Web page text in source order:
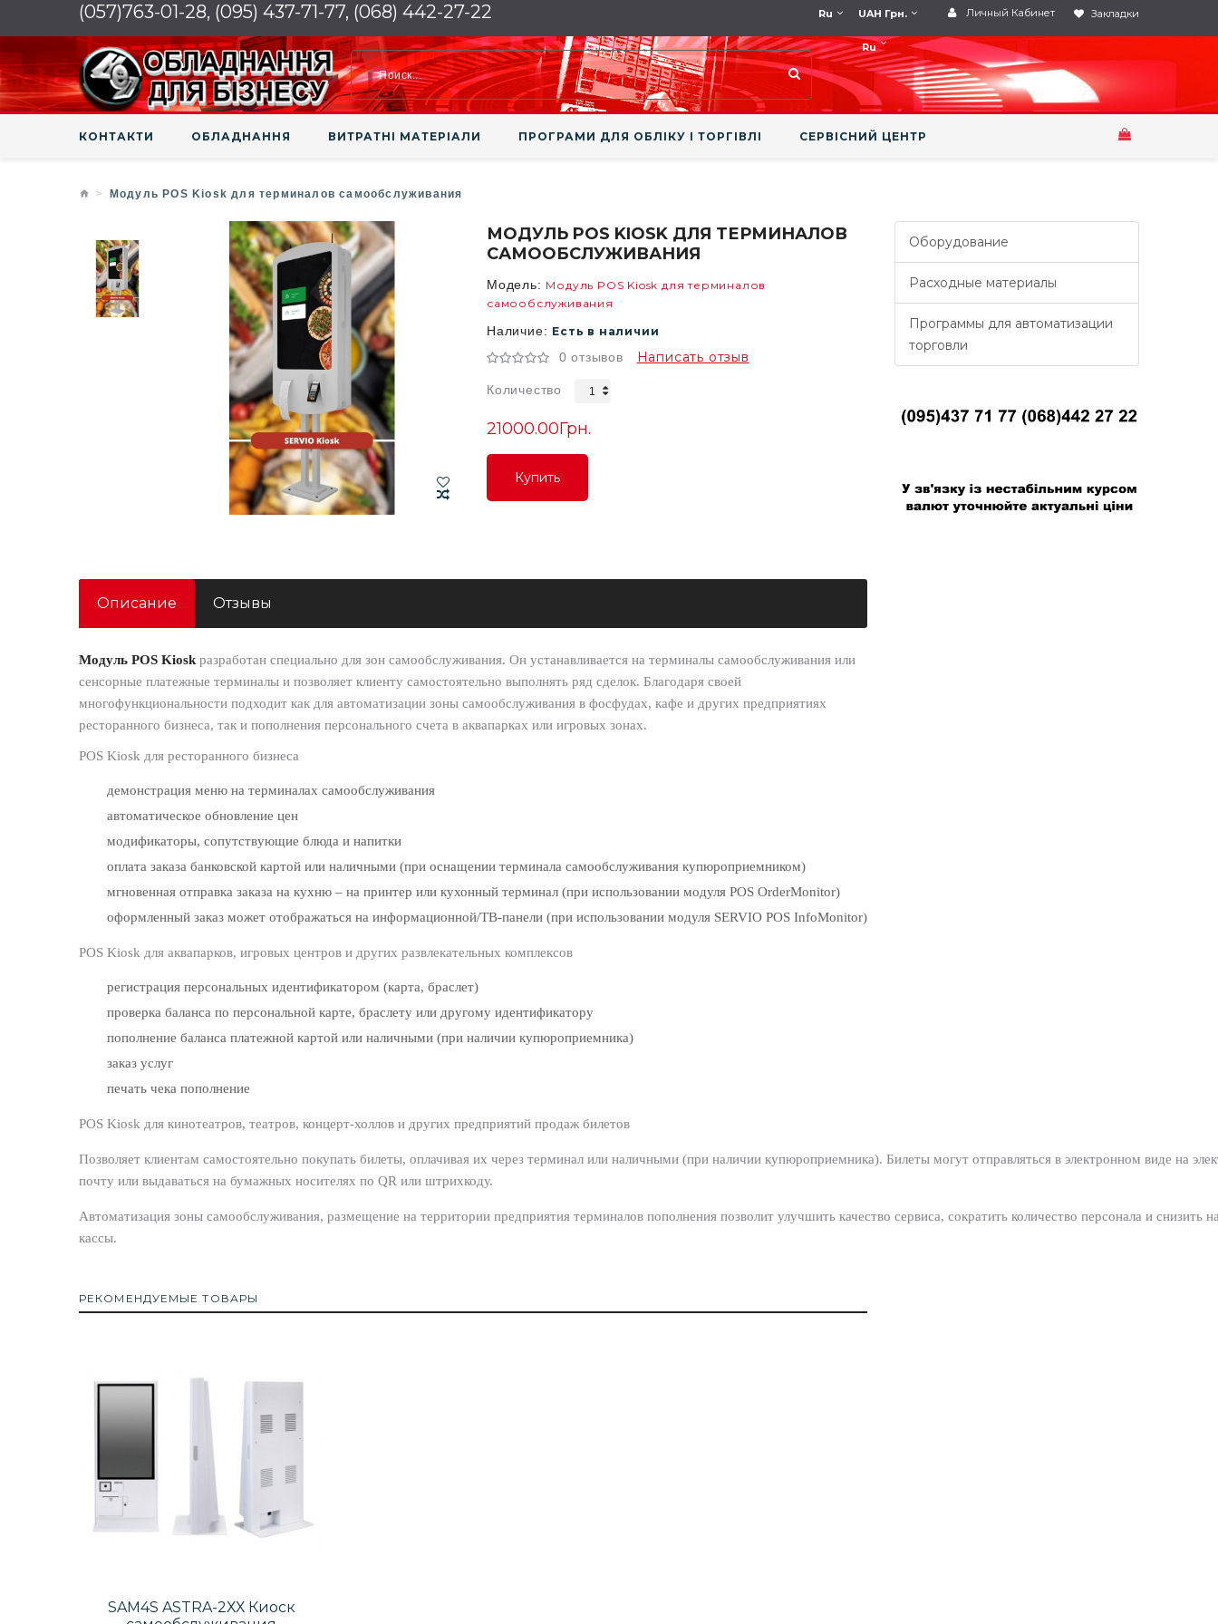
(057)763-01-28, (095) 437-71-77, (068) 442-27-22 Закладки
Личный Кабинет
UAH Грн.
Ru
Ru
КОНТАКТИ ОБЛАДНАННЯ ВИТРАТНІ МАТЕРІАЛИ ПРОГРАМИ ДЛЯ ОБЛІКУ І ТОРГІВЛІ СЕРВІСНИЙ ЦЕНТР
Модуль POS Kiosk для терминалов самообслуживания
МОДУЛЬ POS KIOSK ДЛЯ ТЕРМИНАЛОВ
САМООБСЛУЖИВАНИЯ
Модель: Модуль POS Kiosk для терминалов
самообслуживания
Наличие: Есть в наличии
0 отзывов Написать отзыв
Количество
21000.00Грн.
Купить
Купить
Описание Отзывы
Модуль POS Kiosk разработан специально для зон самообслуживания. Он устанавливается на терминалы самообслуживания или
сенсорные платежные терминалы и позволяет клиенту самостоятельно выполнять ряд сделок. Благодаря своей
многофункциональности подходит как для автоматизации зоны самообслуживания в фосфудах, кафе и других предприятиях
ресторанного бизнеса, так и пополнения персонального счета в аквапарках или игровых зонах.
POS Kiosk для ресторанного бизнеса
демонстрация меню на терминалах самообслуживания
автоматическое обновление цен
модификаторы, сопутствующие блюда и напитки
оплата заказа банковской картой или наличными (при оснащении терминала самообслуживания купюроприемником)
мгновенная отправка заказа на кухню – на принтер или кухонный терминал (при использовании модуля POS OrderMonitor)
оформленный заказ может отображаться на информационной/ТВ-панели (при использовании модуля SERVIO POS InfoMonitor)
POS Kiosk для аквапарков, игровых центров и других развлекательных комплексов
регистрация персональных идентификатором (карта, браслет)
проверка баланса по персональной карте, браслету или другому идентификатору
пополнение баланса платежной картой или наличными (при наличии купюроприемника)
заказ услуг
печать чека пополнение
POS Kiosk для кинотеатров, театров, концерт-холлов и других предприятий продаж билетов
Позволяет клиентам самостоятельно покупать билеты, оплачивая их через терминал или наличными (при наличии купюроприемника). Билеты могут отправляться в электронном виде на
почту или выдаваться на бумажных носителях по QR или штрихкоду.
Автоматизация зоны самообслуживания, размещение на территории предприятия терминалов пополнения позволит улучшить качество сервиса, сократить количество персонала и снизить
кассы.
РЕКОМЕНДУЕМЫЕ ТОВАРЫ
SAM4S ASTRA-2ХХ Киоск
Оборудование
Расходные материалы
Программы для автоматизации
торговли